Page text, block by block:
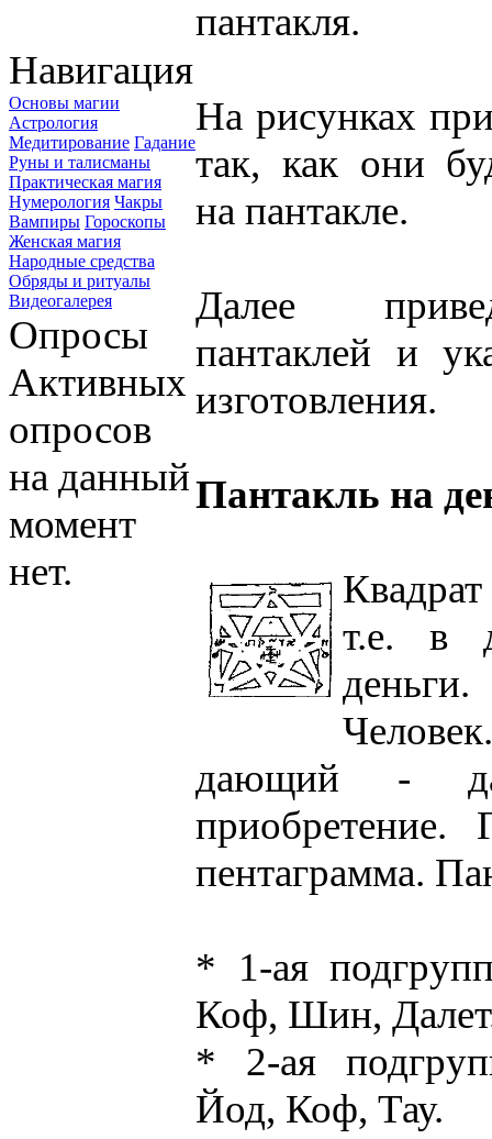
Навигация
Основы магии
Астрология
Медитирование Гадание
Руны и талисманы
Практическая магия
Нумерология Чакры
Вампиры Гороскопы
Женская магия
Народные средства
Обряды и ритуалы
Видеогалерея
Опросы
Активных
опросов
на данный
момент
нет.
пантакля.
На рисунках
так, как они
на пантакле.
Далее
пантаклей и
изготовления.
Пантакль на
т.е. в
дающий -
приобретение.
пентаграмма.
* 1-ая
Коф, Шин,
* 2-ая
Йод, Коф, Тау.